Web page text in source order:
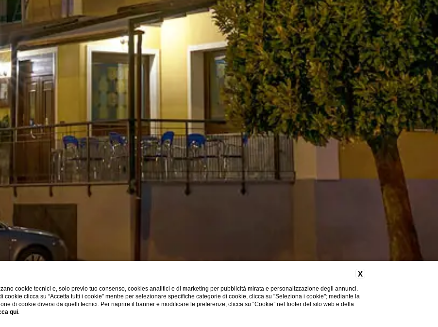
X
cookie tecnici e, solo previo tuo consenso, cookies analitici e di marketing per pubblicità mirata e personalizzazione degli annunci.
cookie clicca su “Accetta tutti i cookie” mentre per selezionare specifiche categorie di cookie, clicca su "Seleziona i cookie"; mediante la
di cookie diversi da quelli tecnici. Per riaprire il banner e modificare le preferenze, clicca su “Cookie” nel footer del sito web e della
qui.